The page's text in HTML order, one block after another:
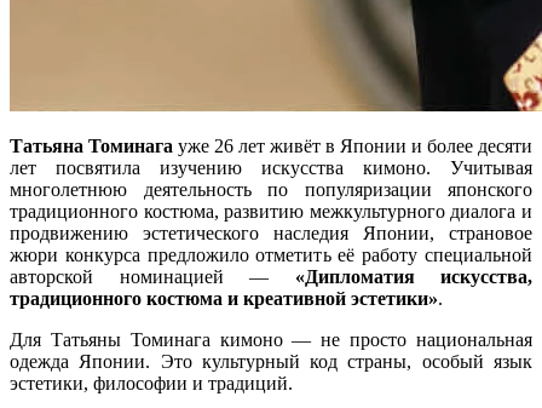
Татьяна Томинага уже 26 лет живёт в Японии и более десяти
лет посвятила изучению искусства кимоно. Учитывая
многолетнюю деятельность по популяризации японского
традиционного костюма, развитию межкультурного диалога и
продвижению эстетического наследия Японии, страновое
жюри конкурса предложило отметить её работу специальной
авторской номинацией — «Дипломатия искусства,
традиционного костюма и креативной эстетики».
Для Татьяны Томинага кимоно — не просто национальная
одежда Японии. Это культурный код страны, особый язык
эстетики, философии и традиций.